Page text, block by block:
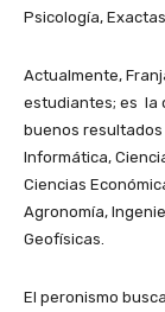
Psicología,
Actualmente,
estudiantes; es la
buenos
Informática,
Ciencias
Agronomía,
Geofísicas.
El peronismo